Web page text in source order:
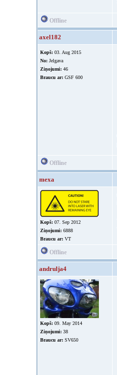
Offline
axel182
Kopš: 03. Aug 2015
No: Jelgava
Ziņojumi: 46
Braucu ar: GSF 600
Offline
mexa
Kopš: 07. Sep 2012
Ziņojumi: 6888
Braucu ar: VT
Offline
andrulja4
Kopš: 09. May 2014
Ziņojumi: 38
Braucu ar: SV650